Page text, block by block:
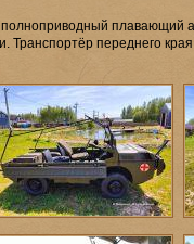
плавающий
Транспортёр переднего